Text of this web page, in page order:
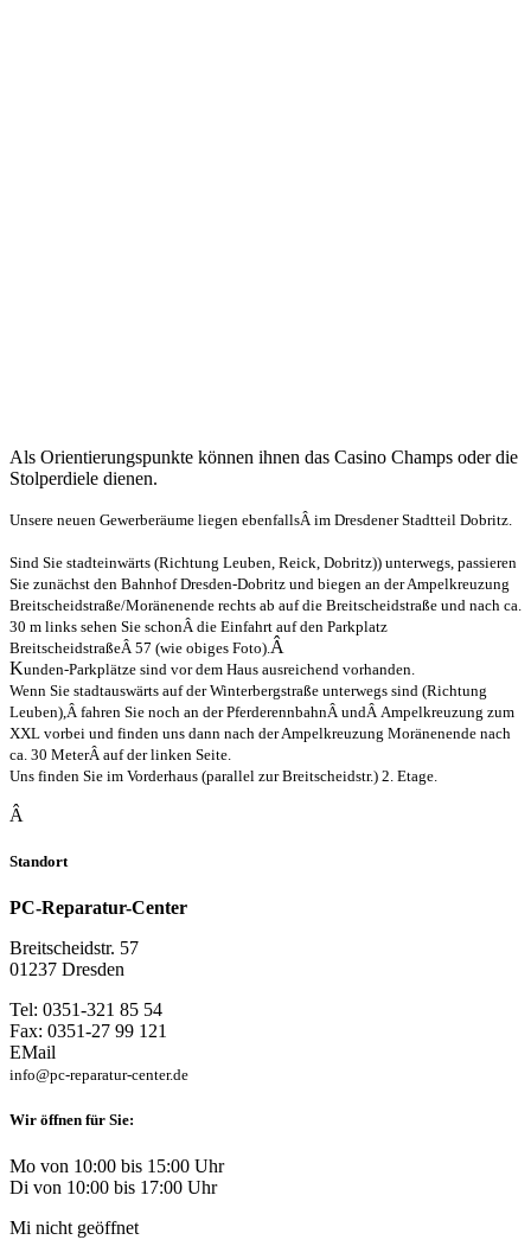
Als Orientierungspunkte können ihnen das Casino Champs oder die
Stolperdiele dienen.
Unsere neuen Gewerberäume liegen ebenfallsÂ im Dresdener Stadtteil Dobritz.
Sind Sie stadteinwärts (Richtung Leuben, Reick, Dobritz)) unterwegs, passieren
Sie zunächst den Bahnhof Dresden-Dobritz und biegen an der Ampelkreuzung
Breitscheidstraße/Moränenende rechts ab auf die Breitscheidstraße und nach ca.
30 m links sehen Sie schonÂ die Einfahrt auf den Parkplatz
BreitscheidstraßeÂ 57 (wie obiges Foto). Â
Kunden-Parkplätze sind vor dem Haus ausreichend vorhanden.
Wenn Sie stadtauswärts auf der Winterbergstraße unterwegs sind (Richtung
Leuben),Â fahren Sie noch an der PferderennbahnÂ undÂ Ampelkreuzung zum
XXL vorbei und finden uns dann nach der Ampelkreuzung Moränenende nach
ca. 30 MeterÂ auf der linken Seite.
Uns finden Sie im Vorderhaus (parallel zur Breitscheidstr.) 2. Etage.
Â
Standort
PC-Reparatur-Center
Breitscheidstr. 57
01237 Dresden
Tel: 0351-321 85 54
Fax: 0351-27 99 121
EMail
info@pc-reparatur-center.de
Wir öffnen für Sie:
Mo von 10:00 bis 15:00 Uhr
Di von 10:00 bis 17:00 Uhr
Mi nicht geöffnet